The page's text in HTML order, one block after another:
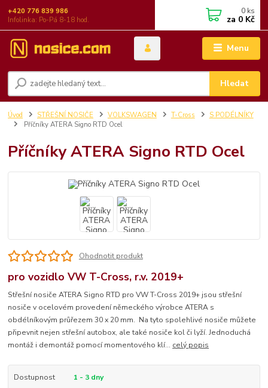
Menu
Hledat
+420 776 839 986
Infolinka: Po-Pá 8-18 hod.
0 ks
za 0 Kč
Úvod STŘEŠNÍ NOSIČE VOLKSWAGEN T-Cross
S PODÉLNÍKY
Příčníky ATERA Signo RTD Ocel
Příčníky ATERA Signo RTD Ocel
Ohodnotit produkt
pro vozidlo VW T-Cross, r.v. 2019+
Střešní nosiče ATERA Signo RTD pro VW T-Cross 2019+ jsou střešní
nosiče v ocelovém provedení německého výrobce ATERA s
obdélníkovým průřezem 30 x 20 mm. Na tyto spolehlivé nosiče můžete
připevnit nejen střešní autobox, ale také nosiče kol či lyží. Jednoduchá
montáž i demontáž pomocí momentového klí... celý popis
Dostupnost 1 - 3 dny